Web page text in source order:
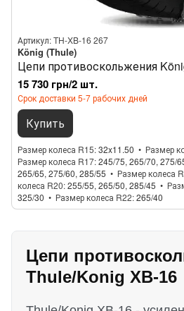
Артикул: TH-XB-16 267
König (Thule)
Цепи противоскольжения
15 730 грн/2 шт.
Срок доставки 5-7 рабочих дней
Купить
Размер колеса R15 32x11.50 Размер
Размер колеса R17 245/75, 265/70, 275/
265/65, 275/60, 285/55
Размер колеса
колеса R20 255/55, 265/50, 285/45
325/30
Размер колеса R22 265/40
Цепи
Thule/Konig XB-16